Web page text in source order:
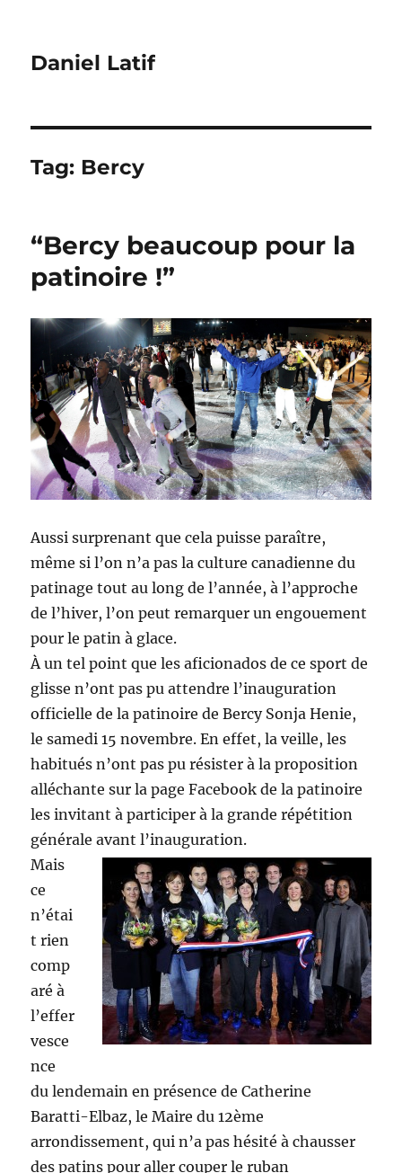
Daniel Latif
Tag: Bercy
“Bercy beaucoup pour la
patinoire !”
Aussi surprenant que cela puisse paraître,
même si l’on n’a pas la culture canadienne du
patinage tout au long de l’année, à l’approche
de l’hiver, l’on peut remarquer un engouement
pour le patin à glace.
À un tel point que les aficionados de ce sport de
glisse n’ont pas pu attendre l’inauguration
officielle de la patinoire de Bercy Sonja Henie,
le samedi 15 novembre. En effet, la veille, les
habitués n’ont pas pu résister à la proposition
alléchante sur la page Facebook de la patinoire
les invitant à participer à la grande répétition
générale avant l’inauguration.
Mais
ce
n’étai
t rien
comp
aré à
l’effer
vesce
nce
du lendemain en présence de Catherine
Baratti-Elbaz, le Maire du 12ème
arrondissement, qui n’a pas hésité à chausser
des patins pour aller couper le ruban